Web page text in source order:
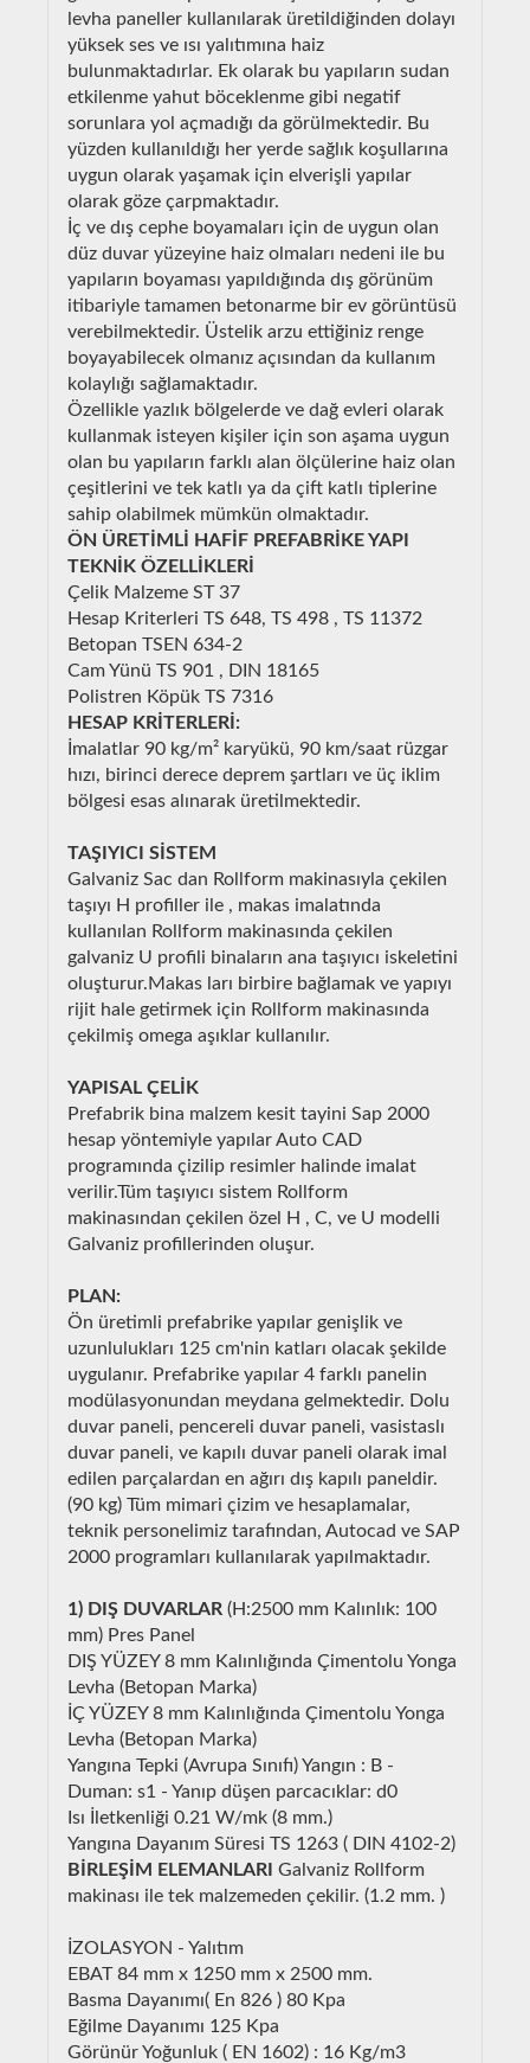
levha paneller kullanılarak üretildiğinden dolayı
yüksek ses ve ısı yalıtımına haiz
bulunmaktadırlar. Ek olarak bu yapıların sudan
etkilenme yahut böceklenme gibi negatif
sorunlara yol açmadığı da görülmektedir. Bu
yüzden kullanıldığı her yerde sağlık koşullarına
uygun olarak yaşamak için elverişli yapılar
olarak göze çarpmaktadır.
İç ve dış cephe boyamaları için de uygun olan
düz duvar yüzeyine haiz olmaları nedeni ile bu
yapıların boyaması yapıldığında dış görünüm
itibariyle tamamen betonarme bir ev görüntüsü
verebilmektedir. Üstelik arzu ettiğiniz renge
boyayabilecek olmanız açısından da kullanım
kolaylığı sağlamaktadır.
Özellikle yazlık bölgelerde ve dağ evleri olarak
kullanmak isteyen kişiler için son aşama uygun
olan bu yapıların farklı alan ölçülerine haiz olan
çeşitlerini ve tek katlı ya da çift katlı tiplerine
sahip olabilmek mümkün olmaktadır.
ÖN ÜRETİMLİ HAFİF PREFABRİKE YAPI
TEKNİK ÖZELLİKLERİ
Çelik Malzeme ST 37
Hesap Kriterleri TS 648, TS 498 , TS 11372
Betopan TSEN 634-2
Cam Yünü TS 901 , DIN 18165
Polistren Köpük TS 7316
HESAP KRİTERLERİ:
İmalatlar 90 kg/m² karyükü, 90 km/saat rüzgar
hızı, birinci derece deprem şartları ve üç iklim
bölgesi esas alınarak üretilmektedir.
TAŞIYICI SİSTEM
Galvaniz Sac dan Rollform makinasıyla çekilen
taşıyı H profiller ile , makas imalatında
kullanılan Rollform makinasında çekilen
galvaniz U profili binaların ana taşıyıcı iskeletini
oluşturur.Makas ları birbire bağlamak ve yapıyı
rijit hale getirmek için Rollform makinasında
çekilmiş omega aşıklar kullanılır.
YAPISAL ÇELİK
Prefabrik bina malzem kesit tayini Sap 2000
hesap yöntemiyle yapılar Auto CAD
programında çizilip resimler halinde imalat
verilir.Tüm taşıyıcı sistem Rollform
makinasından çekilen özel H , C, ve U modelli
Galvaniz profillerinden oluşur.
PLAN:
Ön üretimli prefabrike yapılar genişlik ve
uzunlulukları 125 cm'nin katları olacak şekilde
uygulanır. Prefabrike yapılar 4 farklı panelin
modülasyonundan meydana gelmektedir. Dolu
duvar paneli, pencereli duvar paneli, vasistaslı
duvar paneli, ve kapılı duvar paneli olarak imal
edilen parçalardan en ağırı dış kapılı paneldir.
(90 kg) Tüm mimari çizim ve hesaplamalar,
teknik personelimiz tarafından, Autocad ve SAP
2000 programları kullanılarak yapılmaktadır.
1) DIŞ DUVARLAR (H:2500 mm Kalınlık: 100
mm) Pres Panel
DIŞ YÜZEY 8 mm Kalınlığında Çimentolu Yonga
Levha (Betopan Marka)
İÇ YÜZEY 8 mm Kalınlığında Çimentolu Yonga
Levha (Betopan Marka)
Yangına Tepki (Avrupa Sınıfı) Yangın : B -
Duman: s1 - Yanıp düşen parcacıklar: d0
Isı İletkenliği 0.21 W/mk (8 mm.)
Yangına Dayanım Süresi TS 1263 ( DIN 4102-2)
BİRLEŞİM ELEMANLARI Galvaniz Rollform
makinası ile tek malzemeden çekilir. (1.2 mm. )
İZOLASYON - Yalıtım
EBAT 84 mm x 1250 mm x 2500 mm.
Basma Dayanımı( En 826 ) 80 Kpa
Eğilme Dayanımı 125 Kpa
Görünür Yoğunluk ( EN 1602) : 16 Kg/m3